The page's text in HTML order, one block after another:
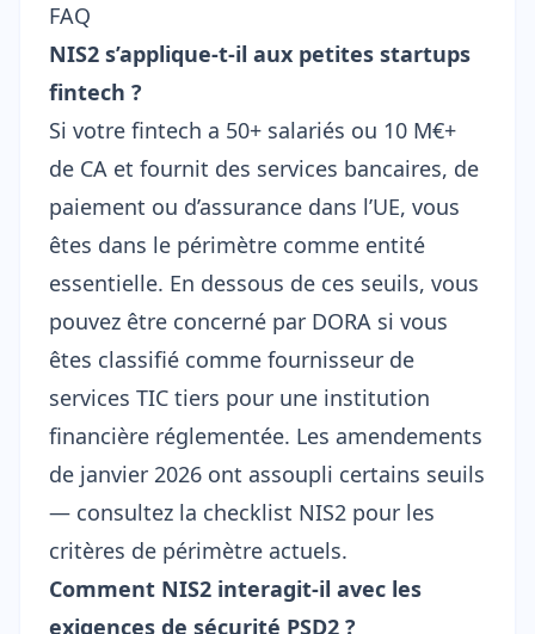
FAQ
NIS2 s’applique-t-il aux petites startups
fintech ?
Si votre fintech a 50+ salariés ou 10 M€+
de CA et fournit des services bancaires, de
paiement ou d’assurance dans l’UE, vous
êtes dans le périmètre comme entité
essentielle. En dessous de ces seuils, vous
pouvez être concerné par DORA si vous
êtes classifié comme fournisseur de
services TIC tiers pour une institution
financière réglementée. Les amendements
de janvier 2026 ont assoupli certains seuils
— consultez la checklist NIS2 pour les
critères de périmètre actuels.
Comment NIS2 interagit-il avec les
exigences de sécurité PSD2 ?